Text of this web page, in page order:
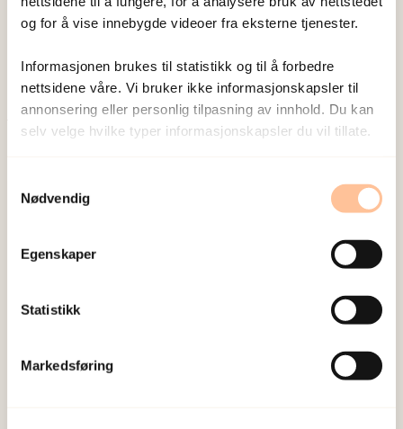
og for å vise innebygde videoer fra eksterne tjenester.
Informasjonen brukes til statistikk og til å forbedre
nettsidene våre. Vi bruker ikke informasjonskapsler til
annonsering eller personlig tilpasning av innhold. Du kan
selv velge hvilke typer informasjonskapsler du vil tillate.
Nødvendig
Egenskaper
Statistikk
Markedsføring
Forsker I
Vis profil
Publisert:19. mars 2026
NKVTS utvikler og sprer kunnskap og kompetanse
om vold og traumatisk stress. Formålet er å bidra
til å forebygge og redusere de helsemessige og
sosiale konsekvensene som vold og traumatisk